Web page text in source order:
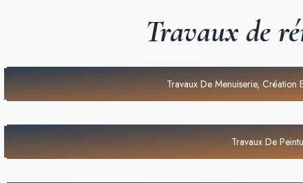
Travaux de
Travaux De Menuiserie, Création
Travaux De